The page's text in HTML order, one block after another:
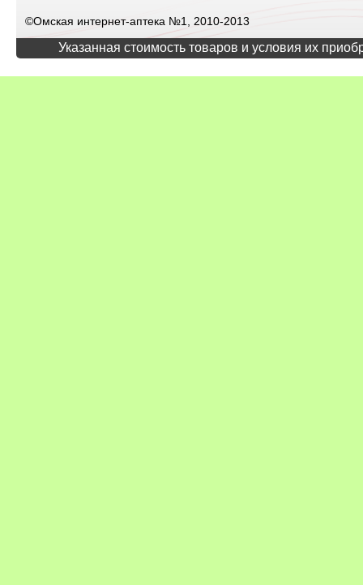
©Омская интернет-аптека №1, 2010-2013
Указанная стоимость товаров и условия их